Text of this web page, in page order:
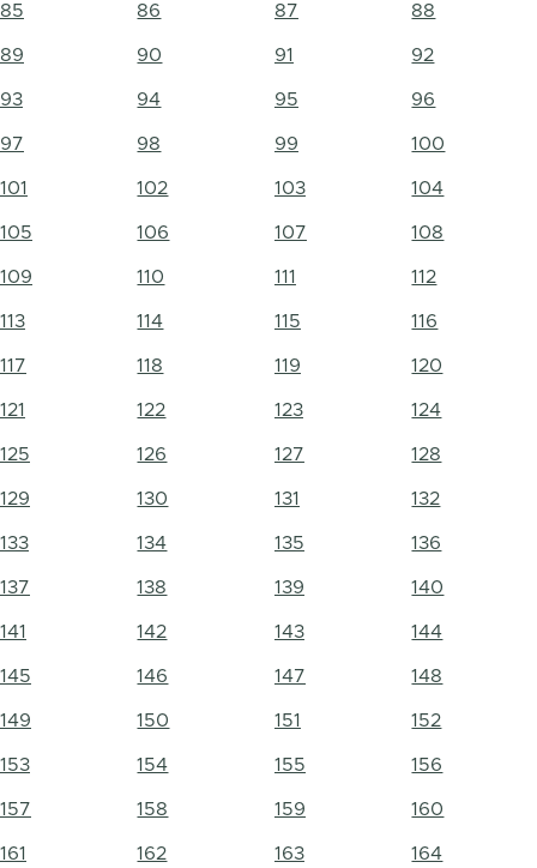
85 86 87 88
89 90 91 92
93 94 95 96
97 98 99 100
101 102 103 104
105 106 107 108
109 110 111 112
113 114 115 116
117 118 119 120
121 122 123 124
125 126 127 128
129 130 131 132
133 134 135 136
137 138 139 140
141 142 143 144
145 146 147 148
149 150 151 152
153 154 155 156
157 158 159 160
161 162 163 164